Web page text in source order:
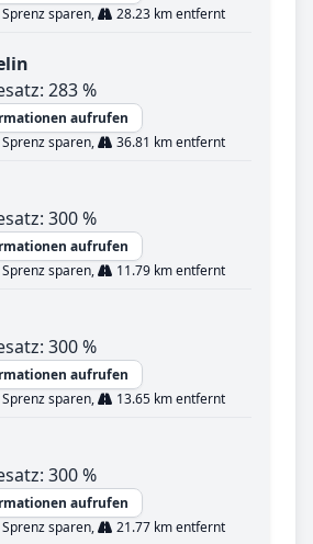
sparen,
28.23 km entfernt
283 %
aufrufen
sparen,
36.81 km entfernt
300 %
aufrufen
sparen,
11.79 km entfernt
300 %
aufrufen
sparen,
13.65 km entfernt
300 %
aufrufen
sparen,
21.77 km entfernt